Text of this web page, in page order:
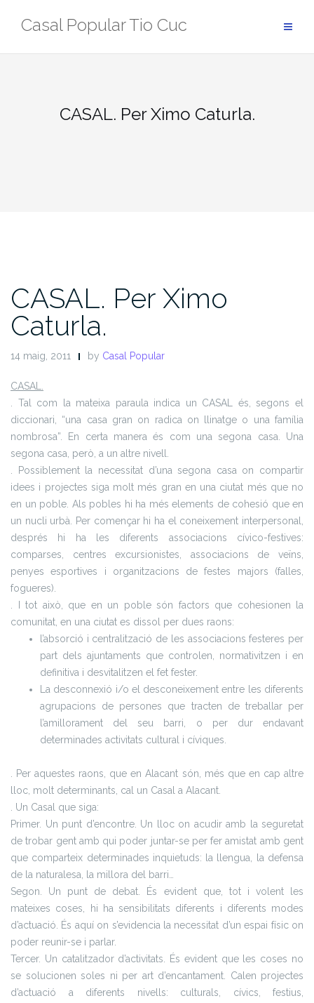
Casal Popular Tio Cuc
CASAL. Per Ximo Caturla.
CASAL. Per Ximo
Caturla.
14 maig, 2011 by Casal Popular
CASAL.
. Tal com la mateixa paraula indica un CASAL és, segons el
diccionari, “una casa gran on radica on llinatge o una família
nombrosa”. En certa manera és com una segona casa. Una
segona casa, però, a un altre nivell.
. Possiblement la necessitat d’una segona casa on compartir
idees i projectes siga molt més gran en una ciutat més que no
en un poble. Als pobles hi ha més elements de cohesió que en
un nucli urbà. Per començar hi ha el coneixement interpersonal,
després hi ha les diferents associacions cívico-festives:
comparses, centres excursionistes, associacions de veïns,
penyes esportives i organitzacions de festes majors (falles,
fogueres).
. I tot això, que en un poble són factors que cohesionen la
comunitat, en una ciutat es dissol per dues raons:
l’absorció i centralització de les associacions festeres per
part dels ajuntaments que controlen, normativitzen i en
definitiva i desvitalitzen el fet fester.
La desconnexió i/o el desconeixement entre les diferents
agrupacions de persones que tracten de treballar per
l’amillorament del seu barri, o per dur endavant
determinades activitats cultural i cíviques.
. Per aquestes raons, que en Alacant són, més que en cap altre
lloc, molt determinants, cal un Casal a Alacant.
. Un Casal que siga:
Primer. Un punt d’encontre. Un lloc on acudir amb la seguretat
de trobar gent amb qui poder juntar-se per fer amistat amb gent
que comparteix determinades inquietuds: la llengua, la defensa
de la naturalesa, la millora del barri…
Segon. Un punt de debat. És evident que, tot i volent les
mateixes coses, hi ha sensibilitats diferents i diferents modes
d’actuació. És aquí on s’evidencia la necessitat d’un espai físic on
poder reunir-se i parlar.
Tercer. Un catalitzador d’activitats. És evident que les coses no
se solucionen soles ni per art d’encantament. Calen projectes
d’actuació a diferents nivells: culturals, cívics, festius,